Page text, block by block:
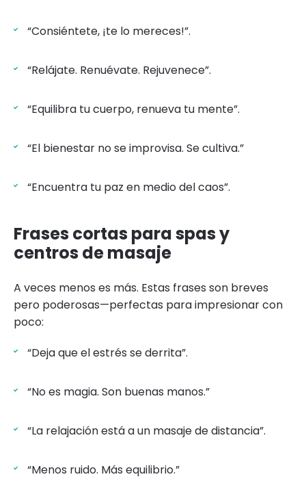
“Consiéntete, ¡te lo mereces!”.
“Relájate. Renuévate. Rejuvenece”.
“Equilibra tu cuerpo, renueva tu mente”.
“El bienestar no se improvisa. Se cultiva.”
“Encuentra tu paz en medio del caos”.
Frases cortas para spas y
centros de masaje
A veces menos es más. Estas frases son breves
pero poderosas—perfectas para impresionar con
poco:
“Deja que el estrés se derrita”.
“No es magia. Son buenas manos.”
“La relajación está a un masaje de distancia”.
“Menos ruido. Más equilibrio.”